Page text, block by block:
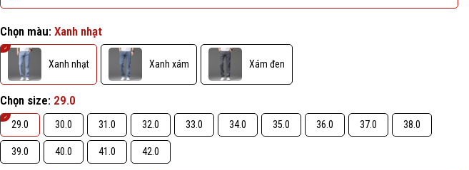
Chọn màu: Xanh nhạt
Xanh nhạt Xanh xám Xám đen
Chọn size: 29.0
29.0 30.0 31.0 32.0 33.0 34.0 35.0 36.0 37.0 38.0
39.0 40.0 41.0 42.0